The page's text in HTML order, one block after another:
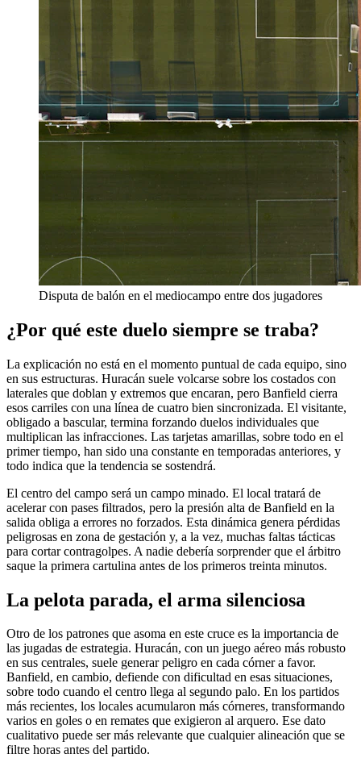
Disputa de balón en el mediocampo entre dos jugadores
¿Por qué este duelo siempre se traba?
La explicación no está en el momento puntual de cada equipo, sino
en sus estructuras. Huracán suele volcarse sobre los costados con
laterales que doblan y extremos que encaran, pero Banfield cierra
esos carriles con una línea de cuatro bien sincronizada. El visitante,
obligado a bascular, termina forzando duelos individuales que
multiplican las infracciones. Las tarjetas amarillas, sobre todo en el
primer tiempo, han sido una constante en temporadas anteriores, y
todo indica que la tendencia se sostendrá.
El centro del campo será un campo minado. El local tratará de
acelerar con pases filtrados, pero la presión alta de Banfield en la
salida obliga a errores no forzados. Esta dinámica genera pérdidas
peligrosas en zona de gestación y, a la vez, muchas faltas tácticas
para cortar contragolpes. A nadie debería sorprender que el árbitro
saque la primera cartulina antes de los primeros treinta minutos.
La pelota parada, el arma silenciosa
Otro de los patrones que asoma en este cruce es la importancia de
las jugadas de estrategia. Huracán, con un juego aéreo más robusto
en sus centrales, suele generar peligro en cada córner a favor.
Banfield, en cambio, defiende con dificultad en esas situaciones,
sobre todo cuando el centro llega al segundo palo. En los partidos
más recientes, los locales acumularon más córneres, transformando
varios en goles o en remates que exigieron al arquero. Ese dato
cualitativo puede ser más relevante que cualquier alineación que se
filtre horas antes del partido.